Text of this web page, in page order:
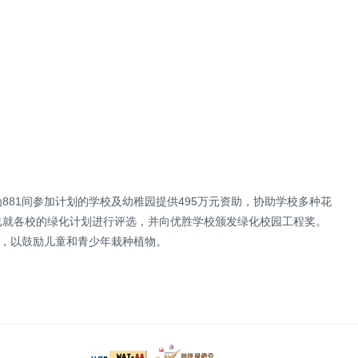
间参加计划的学校及幼稚园提供495万元资助，协助学校多种花
各校的绿化计划进行评选，并向优胜学校颁发绿化校园工程奖。
以鼓励儿童和青少年栽种植物。